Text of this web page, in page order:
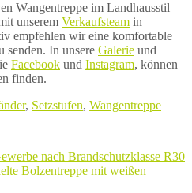
Wangentreppe im Landhausstil
unserem Verkaufsteam in
empfehlen wir eine komfortable
senden. In unsere Galerie und
Facebook und Instagram, können
finden.
, Setzstufen, Wangentreppe
nach Brandschutzklasse R30
Bolzentreppe mit weißen